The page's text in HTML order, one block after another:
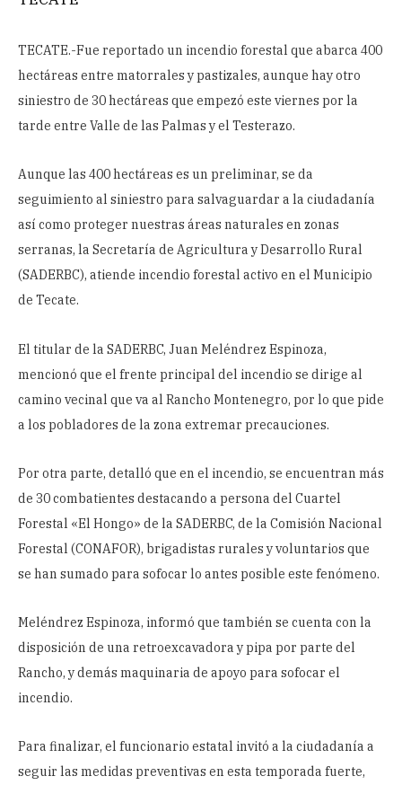
TECATE.-Fue reportado un incendio forestal que abarca 400
hectáreas entre matorrales y pastizales, aunque hay otro
siniestro de 30 hectáreas que empezó este viernes por la
tarde entre Valle de las Palmas y el Testerazo.
Aunque las 400 hectáreas es un preliminar, se da
seguimiento al siniestro para salvaguardar a la ciudadanía
así como proteger nuestras áreas naturales en zonas
serranas, la Secretaría de Agricultura y Desarrollo Rural
(SADERBC), atiende incendio forestal activo en el Municipio
de Tecate.
El titular de la SADERBC, Juan Meléndrez Espinoza,
mencionó que el frente principal del incendio se dirige al
camino vecinal que va al Rancho Montenegro, por lo que pide
a los pobladores de la zona extremar precauciones.
Por otra parte, detalló que en el incendio, se encuentran más
de 30 combatientes destacando a persona del Cuartel
Forestal «El Hongo» de la SADERBC, de la Comisión Nacional
Forestal (CONAFOR), brigadistas rurales y voluntarios que
se han sumado para sofocar lo antes posible este fenómeno.
Meléndrez Espinoza, informó que también se cuenta con la
disposición de una retroexcavadora y pipa por parte del
Rancho, y demás maquinaria de apoyo para sofocar el
incendio.
Para finalizar, el funcionario estatal invitó a la ciudadanía a
seguir las medidas preventivas en esta temporada fuerte,